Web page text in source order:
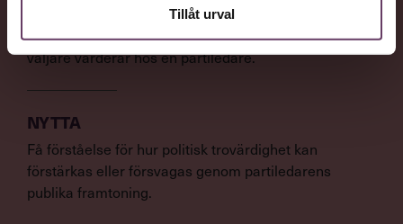
Tillåt urval
Statsvetaren Jenny Madestam, lektor vid Södertörns
högskola, går igenom vilka egenskaper svenska
väljare värderar hos en partiledare.
NYTTA
Få förståelse för hur politisk trovärdighet kan
förstärkas eller försvagas genom partiledarens
publika framtoning.